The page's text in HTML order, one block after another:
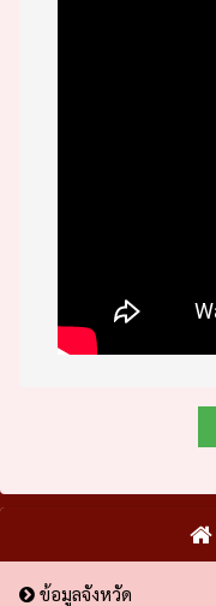
ข้อมูลจังหวัด